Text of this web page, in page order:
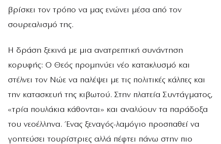
βρίσκει τον τρόπο να μας ενώνει μέσα από τον
σουρεαλισμό της.
Η δράση ξεκινά με μια ανατρεπτική συνάντηση
κορυφής: Ο Θεός προμηνύει νέο κατακλυσμό και
στέλνει τον Νώε να παλέψει με τις πολιτικές κάλπες και
την κατασκευή της κιβωτού. Στην πλατεία Συντάγματος,
«τρία πουλάκια κάθονται» και αναλύουν τα παράδοξα
του νεοέλληνα. Ένας ξεναγός-λαμόγιο προσπαθεί να
γοητεύσει τουρίστριες αλλά πέφτει πάνω στην πιο